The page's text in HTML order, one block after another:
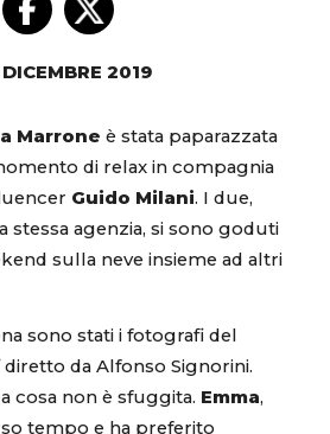
DICEMBRE 2019
Marrone è stata paparazzata
di relax in compagnia
Guido Milani. I due,
stessa agenzia, si sono goduti
sulla neve insieme ad altri
sono stati i fotografi del
diretto da Alfonso Signorini.
cosa non è sfuggita. Emma,
tempo e ha preferito